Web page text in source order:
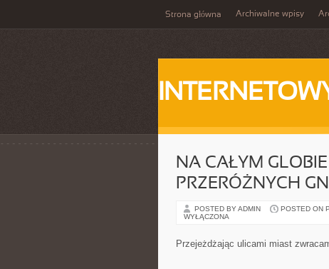
Strona główna Archiwalne wpisy
NA CAŁYM
PRZERÓŻNYCH
POSTED BY ADMIN POSTED ON
WYŁĄCZONA
Przejeżdżając ulicami miast